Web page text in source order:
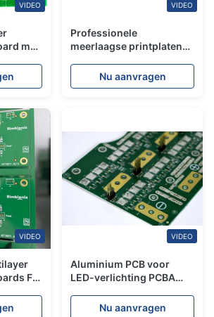
VIDEO
met
VIDEO
Professionele
meerlaagse printplaten
ondersteunen Full
Turnkey PCBA
Nu aanvragen
VIDEO
For
VIDEO
Aluminium PCB voor
LED-verlichting PCBA
productieNu aanvragen